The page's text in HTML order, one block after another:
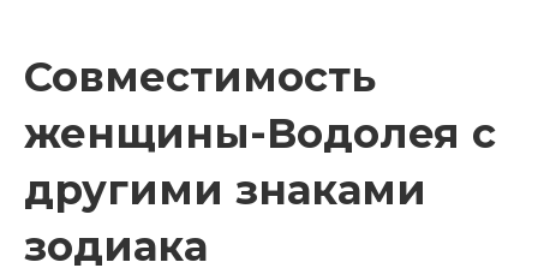
Совместимость
женщины-Водолея с
другими знаками
зодиака